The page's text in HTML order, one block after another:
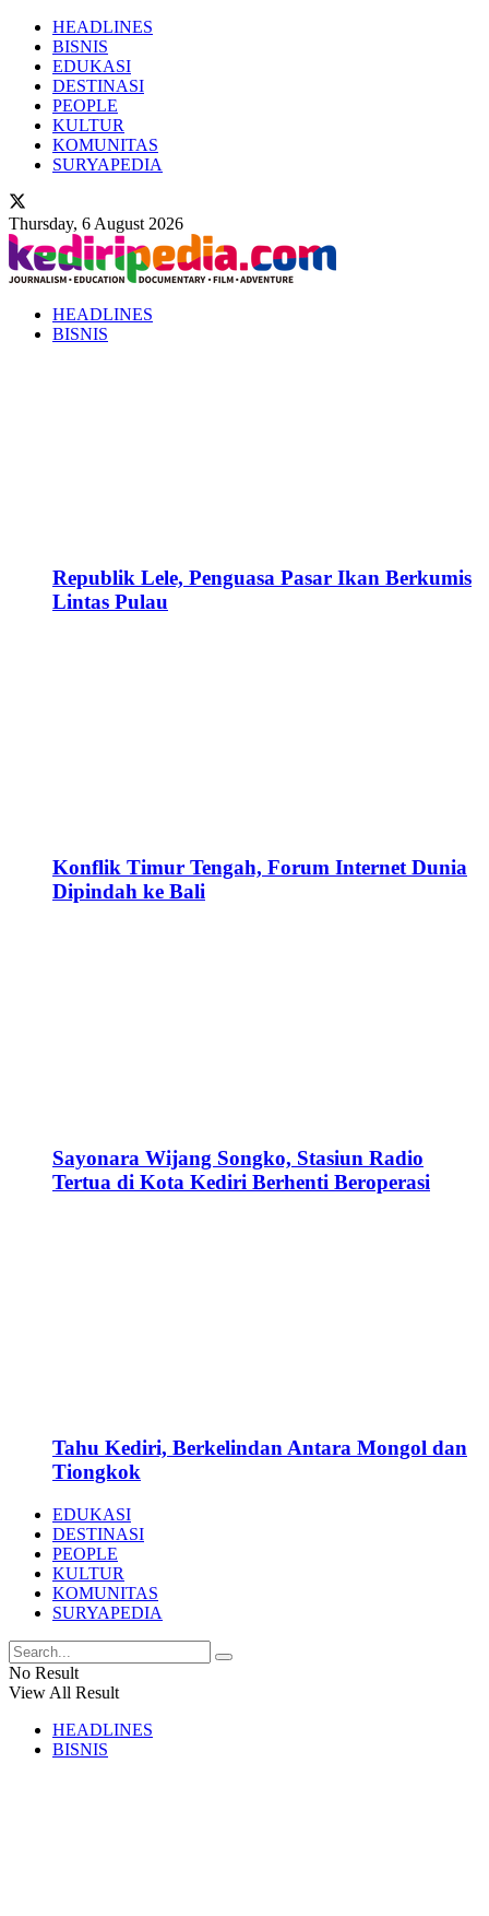
HEADLINES
BISNIS
EDUKASI
DESTINASI
PEOPLE
KULTUR
KOMUNITAS
SURYAPEDIA
Thursday, 6 August 2026
HEADLINES
BISNIS
Republik Lele, Penguasa Pasar Ikan Berkumis
Lintas Pulau
Konflik Timur Tengah, Forum Internet Dunia
Dipindah ke Bali
Sayonara Wijang Songko, Stasiun Radio
Tertua di Kota Kediri Berhenti Beroperasi
Tahu Kediri, Berkelindan Antara Mongol dan
Tiongkok
EDUKASI
DESTINASI
PEOPLE
KULTUR
KOMUNITAS
SURYAPEDIA
No Result
View All Result
HEADLINES
BISNIS